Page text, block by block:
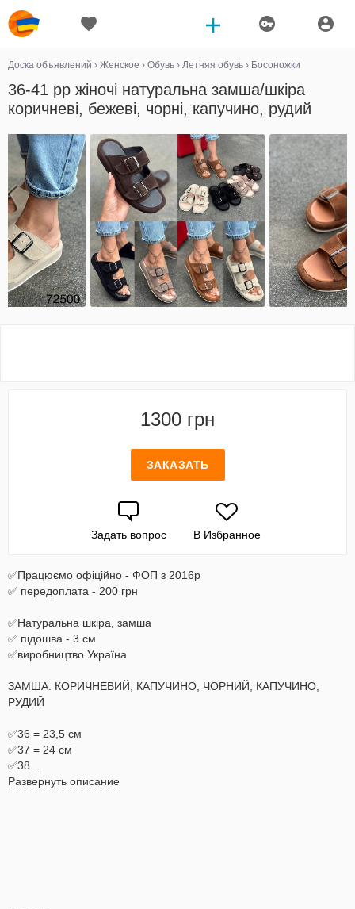
Доска объявлений › Женское › Обувь › Летняя обувь › Босоножки
36-41 рр жіночі натуральна замша/шкіра
коричневі, бежеві, чорні, капучино, рудий
1300 грн
ЗАКАЗАТЬ
Задать вопрос В Избранное
✅Працюємо офіційно - ФОП з 2016р
✅ передоплата - 200 грн
✅Натуральна шкіра, замша
✅ підошва - 3 см
✅виробництво Україна
ЗАМША: КОРИЧНЕВИЙ, КАПУЧИНО, ЧОРНИЙ, КАПУЧИНО,
РУДИЙ
✅36 = 23,5 см
✅37 = 24 см
✅38...
Развернуть описание